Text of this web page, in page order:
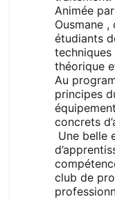
Animée
Ousmane
étudiants
théorique
Au
principes
concrets
Une belle
club de